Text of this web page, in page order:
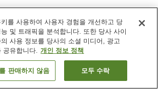
비스
스파 / 미용실
상점
타 덴도 텐도 온센 호호에미노 쿠유후 츠루야
객실 보기
를 사용하여 사용자 경험을 개선하고 당
및 트래픽을 분석합니다. 또한 당사 사이
사용 정보를 당사의 소셜 미디어, 광고
공유합니다. 개인 정보 정책
판매하지 않음 모두 수락